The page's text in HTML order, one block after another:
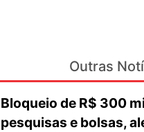
Outras
Bloqueio de R$ 300
pesquisas e bolsas,